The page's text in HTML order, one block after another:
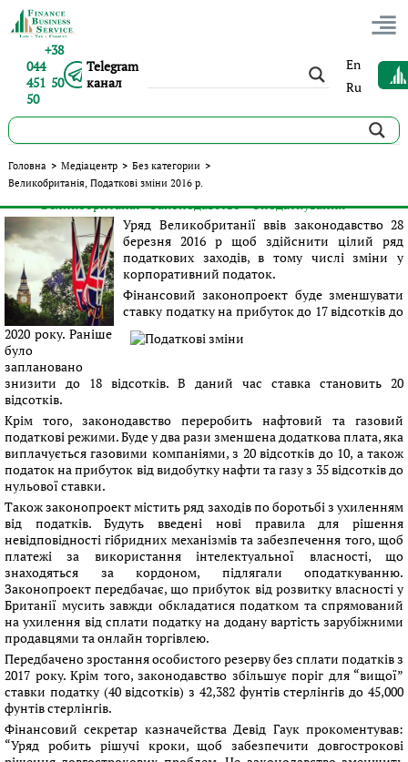
+38
044
451 50
50
Telegram
канал
En
Ru
Головна > Медіацентр > Без категории >
Великобританія, Податкові зміни 2016 р.
Великобританія, Податкові зміни 2016 р.
Опубліковано: Сергій Панов | 29.03.2016 |
Теги: #Великобританія #Законодавство #Оподаткування
Уряд Великобританії ввів законодавство 28
березня 2016 р щоб здійснити цілий ряд
податкових заходів, в тому числі зміни у
корпоративний податок.
Фінансовий законопроект буде зменшувати
ставку податку на прибуток до 17 відсотків до
2020 року. Раніше
було
заплановано
знизити до 18 відсотків. В даний час ставка становить 20
відсотків.
Крім того, законодавство переробить нафтовий та газовий
податкові режими. Буде у два рази зменшена додаткова плата, яка
виплачується газовими компаніями, з 20 відсотків до 10, а також
податок на прибуток від видобутку нафти та газу з 35 відсотків до
нульової ставки.
Також законопроект містить ряд заходів по боротьбі з ухиленням
від податків. Будуть введені нові правила для рішення
невідповідності гібридних механізмів та забезпечення того, щоб
платежі за використання інтелектуальної власності, що
знаходяться за кордоном, підлягали оподаткуванню.
Законопроект передбачає, що прибуток від розвитку власності у
Британії мусить завжди обкладатися податком та спрямований
на ухилення від сплати податку на додану вартість зарубіжними
продавцями та онлайн торгівлею.
Передбачено зростання особистого резерву без сплати податків з
2017 року. Крім того, законодавство збільшує поріг для “вищої”
ставки податку (40 відсотків) з 42,382 фунтів стерлінгів до 45,000
фунтів стерлінгів.
Фінансовий секретар казначейства Девід Гаук прокоментував:
“Уряд робить рішучі кроки, щоб забезпечити довгострокові